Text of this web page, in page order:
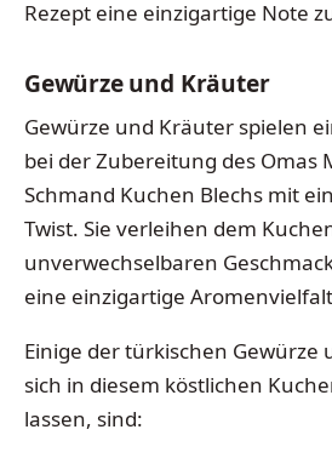
Rezept eine einzigartige Note
Gewürze und Kräuter
Gewürze und Kräuter spielen
bei der Zubereitung des Omas
Schmand Kuchen Blechs mit
Twist. Sie verleihen dem
unverwechselbaren
eine einzigartige
Einige der türkischen Gewürze
sich in diesem köstlichen
lassen, sind: